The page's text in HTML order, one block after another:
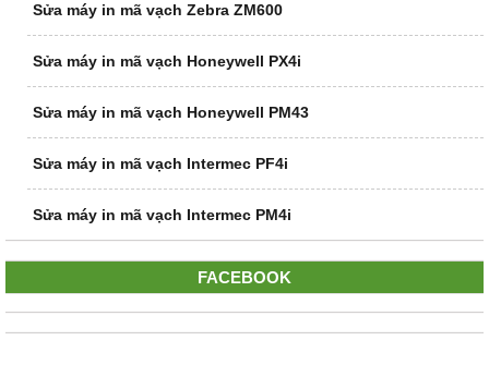
Sửa máy in mã vạch Zebra ZM600
Sửa máy in mã vạch Honeywell PX4i
Sửa máy in mã vạch Honeywell PM43
Sửa máy in mã vạch Intermec PF4i
Sửa máy in mã vạch Intermec PM4i
FACEBOOK